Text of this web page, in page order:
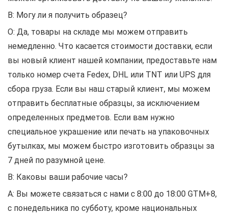
В: Могу ли я получить образец?
О: Да, товары на складе мы можем отправить
немедленно. Что касается стоимости доставки, если
вы новый клиент нашей компании, предоставьте нам
только номер счета Fedex, DHL или TNT или UPS для
сбора груза. Если вы наш старый клиент, мы можем
отправить бесплатные образцы, за исключением
определенных предметов. Если вам нужно
специальное украшение или печать на упаковочных
бутылках, мы можем быстро изготовить образцы за
7 дней по разумной цене.
В: Каковы ваши рабочие часы?
A: Вы можете связаться с нами с 8:00 до 18:00 GTM+8,
с понедельника по субботу, кроме национальных